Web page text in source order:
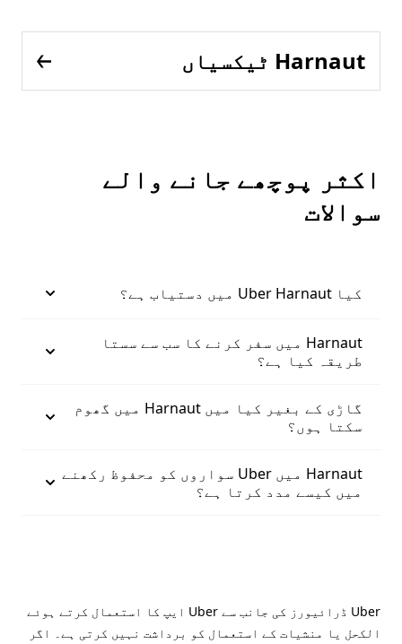
Harnaut ٹیکسیاں
اکثر پوچھے جانے والے
سوالات
کیا Uber Harnaut میں دستیاب ہے؟
Harnaut میں سفر کرنے کا سب سے سستا
طریقہ کیا ہے؟
گاڑی کے بغیر کیا میں Harnaut میں گھوم
سکتا ہوں؟
Harnaut میں Uber سواروں کو محفوظ رکھنے
میں کیسے مدد کرتا ہے؟
Uber ڈرائیورز کی جانب سے Uber ایپ کا استعمال کرتے ہوئے
الکحل یا منشیات کے استعمال کو برداشت نہیں کرتی ہے۔ اگر